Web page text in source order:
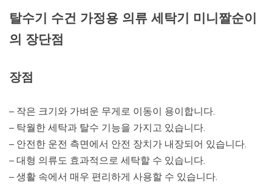
탈수기 수건 가정용 의류 세탁기 미니짤순이
의 장단점
장점
– 작은 크기와 가벼운 무게로 이동이 용이합니다.
– 탁월한 세탁과 탈수 기능을 가지고 있습니다.
– 안전한 운전 측면에서 안전 장치가 내장되어 있습니다.
– 대형 의류도 효과적으로 세탁할 수 있습니다.
– 생활 속에서 매우 편리하게 사용할 수 있습니다.